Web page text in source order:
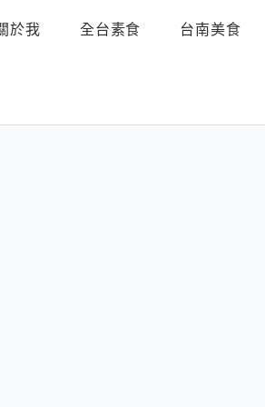
於我 全台素食 台南美食